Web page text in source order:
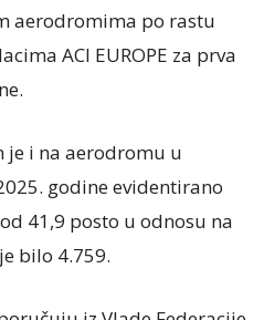
aerodromima po rastu
ACI EUROPE za prva
je i na aerodromu u
godine evidentirano
41,9 posto u odnosu na
bilo 4.759.